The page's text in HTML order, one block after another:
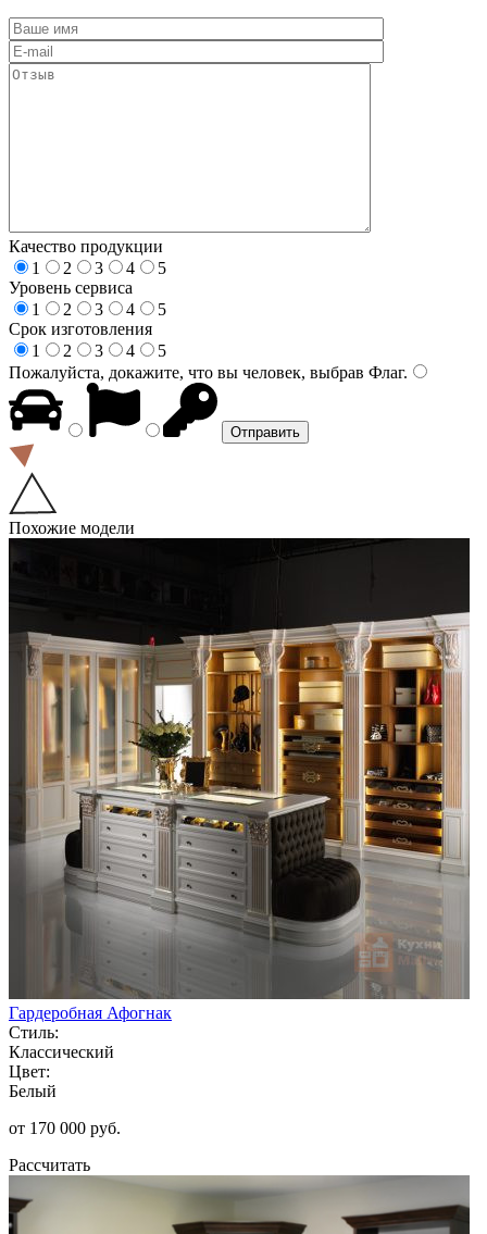
Качество продукции
1
2 3 4
5
Уровень сервиса
1
2 3 4
5
Срок изготовления
1
2 3 4
5
Пожалуйста, докажите, что вы человек, выбрав Флаг.
Похожие модели
Гардеробная Афогнак
Стиль:
Классический
Цвет:
Белый
от 170 000 руб.
Рассчитать